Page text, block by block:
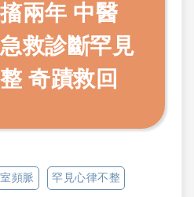
兩年 中醫
救診斷罕見
奇蹟救回
頻脈 罕見心律不整